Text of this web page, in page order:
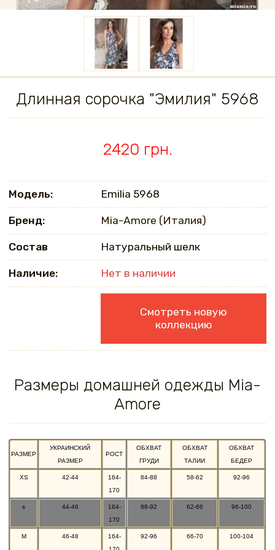
Длинная сорочка "Эмилия" 5968
2420 грн.
Модель: Emilia 5968
Бренд: Mia-Amore (Италия)
Состав Натуральный шелк
Наличие: Нет в наличии
Смотреть новую
коллекцию
Размеры домашней одежды Mia-
Amore
РАЗМЕР
УКРАИНСКИЙ
РАЗМЕР
РОСТ
ОБХВАТ
ГРУДИ
ОБХВАТ
ТАЛИИ
ОБХВАТ
БЕДЕР
XS 42-44
164-
170
84-88 58-62 92-96
s 44-46
164-
170
88-92 62-66 96-100
M 46-48
164-
92-96 66-70 100-104